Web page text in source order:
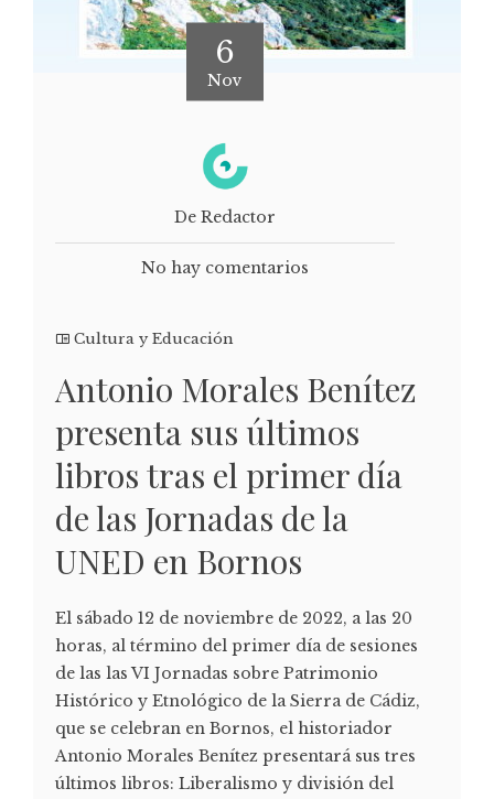
6
Nov
De Redactor
No hay comentarios
Cultura y Educación
Antonio Morales Benítez
presenta sus últimos
libros tras el primer día
de las Jornadas de la
UNED en Bornos
El sábado 12 de noviembre de 2022, a las 20
horas, al término del primer día de sesiones
de las las VI Jornadas sobre Patrimonio
Histórico y Etnológico de la Sierra de Cádiz,
que se celebran en Bornos, el historiador
Antonio Morales Benítez presentará sus tres
últimos libros: Liberalismo y división del